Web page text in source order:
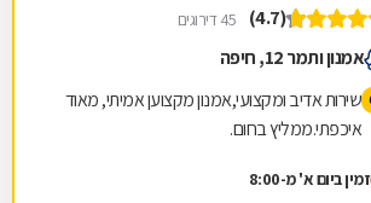
(4.7) 45 דירוגים
אמנון ותמר 12, חיפה
שירות אדיב ומקצועי,אמנון מקצוען אמיתי, מאוד
איכפתי.ממליץ בחום.
זמין ביום א' מ-8:00